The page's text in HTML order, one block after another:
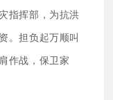
指挥部，为抗洪
。担负起万顺叫
作战，保卫家